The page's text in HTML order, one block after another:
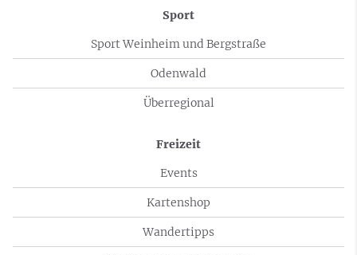
Sport
Sport Weinheim und Bergstraße
Odenwald
Überregional
Freizeit
Events
Kartenshop
Wandertipps